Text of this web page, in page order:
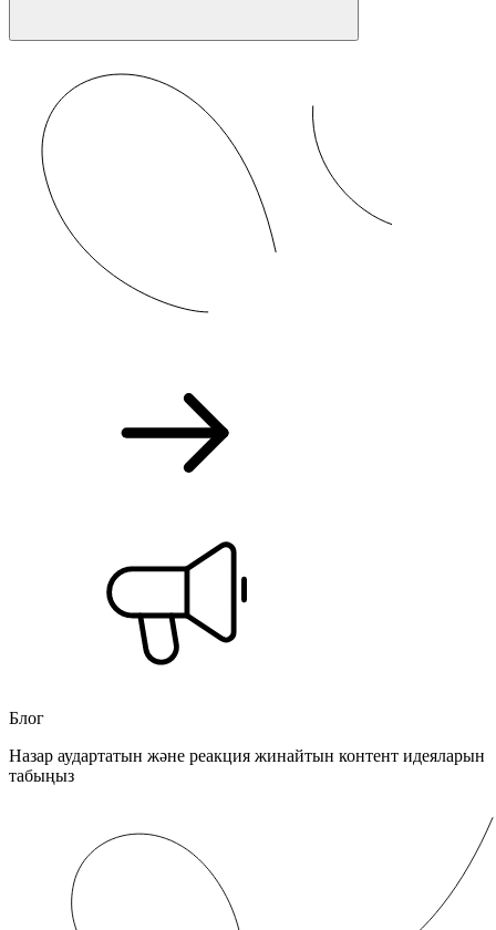
Блог
Назар аудартатын және реакция жинайтын контент идеяларын
табыңыз